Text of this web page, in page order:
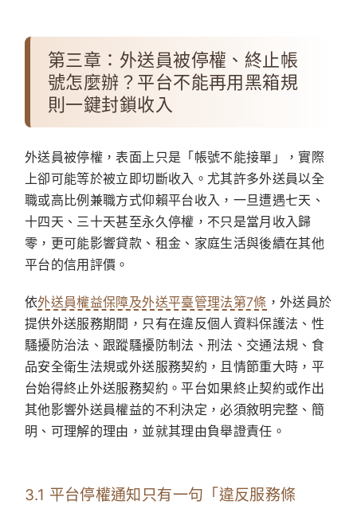
第三章：外送員被停權、終止帳
號怎麼辦？平台不能再用黑箱規
則一鍵封鎖收入
外送員被停權，表面上只是「帳號不能接單」，實際
上卻可能等於被立即切斷收入。尤其許多外送員以全
職或高比例兼職方式仰賴平台收入，一旦遭遇七天、
十四天、三十天甚至永久停權，不只是當月收入歸
零，更可能影響貸款、租金、家庭生活與後續在其他
平台的信用評價。
依外送員權益保障及外送平臺管理法第7條 ，外送員於
提供外送服務期間，只有在違反個人資料保護法、性
騷擾防治法、跟蹤騷擾防制法、刑法、交通法規、食
品安全衛生法規或外送服務契約，且情節重大時，平
台始得終止外送服務契約。平台如果終止契約或作出
其他影響外送員權益的不利決定，必須敘明完整、簡
明、可理解的理由，並就其理由負舉證責任。
3.1 平台停權通知只有一句「違反服務條